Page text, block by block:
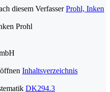
diesem Verfasser Prohl, Inken
Prohl
Inhaltsverzeichnis
DK294.3